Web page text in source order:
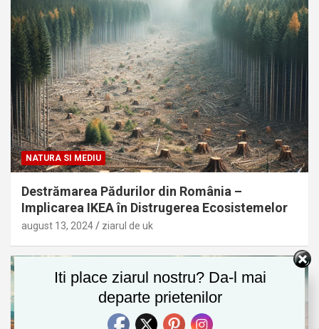
NATURA SI MEDIU
Destrămarea Pădurilor din România –
Implicarea IKEA în Distrugerea Ecosistemelor
august 13, 2024 ziarul de uk
Iti place ziarul nostru? Da-l mai
departe prietenilor